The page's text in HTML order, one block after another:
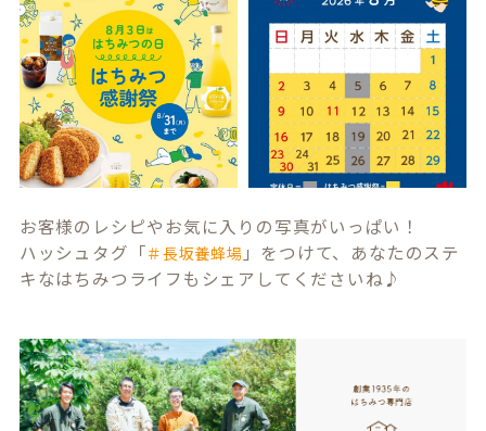
お客様のレシピやお気に入りの写真がいっぱい！
ハッシュタグ「＃長坂養蜂場 」をつけて、あなたのステ
キなはちみつライフもシェアしてくださいね♪